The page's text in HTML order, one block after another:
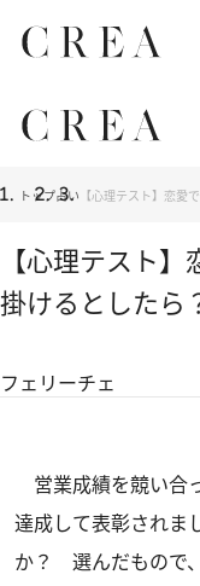
トップ占い 【心理テスト】恋愛
【心理テスト
掛けるとしたら
フェリーチェ
営業成績を競い合
達成して表彰されま
か？ 選んだもので